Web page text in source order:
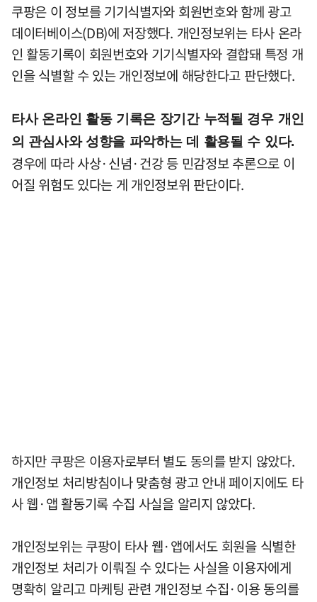
쿠팡은 이 정보를 기기식별자와 회원번호와 함께 광고
데이터베이스(DB)에 저장했다. 개인정보위는 타사 온라
인 활동기록이 회원번호와 기기식별자와 결합돼 특정 개
인을 식별할 수 있는 개인정보에 해당한다고 판단했다.
타사 온라인 활동 기록은 장기간 누적될 경우 개인
의 관심사와 성향을 파악하는 데 활용될 수 있다.
경우에 따라 사상·신념·건강 등 민감정보 추론으로 이
어질 위험도 있다는 게 개인정보위 판단이다.
하지만 쿠팡은 이용자로부터 별도 동의를 받지 않았다.
개인정보 처리방침이나 맞춤형 광고 안내 페이지에도 타
사 웹·앱 활동기록 수집 사실을 알리지 않았다.
개인정보위는 쿠팡이 타사 웹·앱에서도 회원을 식별한
개인정보 처리가 이뤄질 수 있다는 사실을 이용자에게
명확히 알리고 마케팅 관련 개인정보 수집·이용 동의를